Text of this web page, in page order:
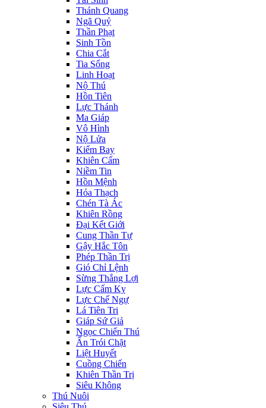
Thánh Quang
Ngã Quỷ
Thần Phạt
Sinh Tồn
Chia Cắt
Tia Sống
Linh Hoạt
Nộ Thú
Hồn Tiên
Lực Thánh
Ma Giáp
Vô Hình
Nộ Lửa
Kiếm Bay
Khiên Cấm
Niềm Tin
Hồn Mệnh
Hỏa Thạch
Chén Tà Ác
Khiên Rồng
Đại Kết Giới
Cung Thần Tự
Gậy Hắc Tôn
Phép Thần Trị
Gió Chỉ Lệnh
Sừng Thắng Lợi
Lực Cấm Kỵ
Lực Chế Ngự
Lá Tiên Tri
Giáp Sứ Giả
Ngọc Chiến Thú
Ấn Trói Chặt
Liệt Huyết
Cuồng Chiến
Khiên Thần Trị
Siêu Không
Thú Nuôi